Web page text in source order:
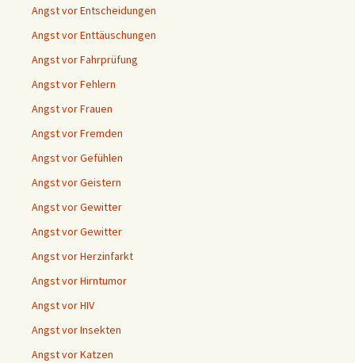
Angst vor Entscheidungen
Angst vor Enttäuschungen
Angst vor Fahrprüfung
Angst vor Fehlern
Angst vor Frauen
Angst vor Fremden
Angst vor Gefühlen
Angst vor Geistern
Angst vor Gewitter
Angst vor Gewitter
Angst vor Herzinfarkt
Angst vor Hirntumor
Angst vor HIV
Angst vor Insekten
Angst vor Katzen